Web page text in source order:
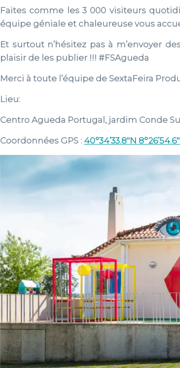
Faites comme les 3 000 visiteurs
équipe géniale et chaleureuse vous
Et surtout n’hésitez pas à m’envoyer
plaisir de les publier !!! #FSAgueda
Merci à toute l’équipe de SextaFeira
Lieu:
Centro Agueda Portugal, jardim Conde
Coordonnées GPS : 40°34’33.8″N